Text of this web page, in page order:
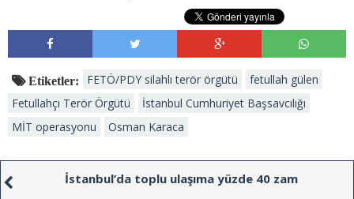
Etiketler: FETÖ/PDY silahlı terör örgütü
fetullah gülen
Fetullahçı Terör Örgütü
İstanbul Cumhuriyet Başsavcılığı
MİT operasyonu
Osman Karaca
İstanbul’da toplu ulaşıma yüzde 40 zam